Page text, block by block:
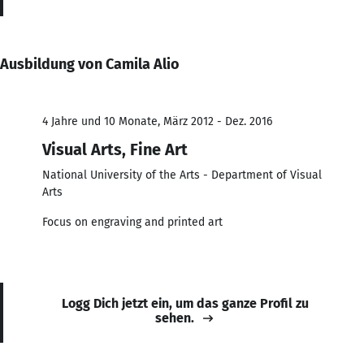
Ausbildung von Camila Alio
4 Jahre und 10 Monate, März 2012 - Dez. 2016
Visual Arts, Fine Art
National University of the Arts - Department of Visual
Arts
Focus on engraving and printed art
Logg Dich jetzt ein, um das ganze Profil zu
sehen.